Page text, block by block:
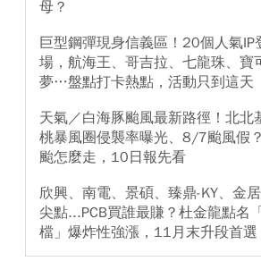
母？
巨型鋼彈現身信義區！20個人氣IP
場，航海王、哥吉拉、七龍珠、寶
夢…盤點打卡熱點，活動只到這天
天氣／白海豚颱風最新路徑！北北
桃暴風圈侵襲率曝光、8/7颱風假
颱怎麼走，10日報先看
欣興、南電、景碩、臻鼎-KY、金居
尖點...PCB買誰最賺？杜金龍點名
檔」爆炸性強漲，11月末升段首選